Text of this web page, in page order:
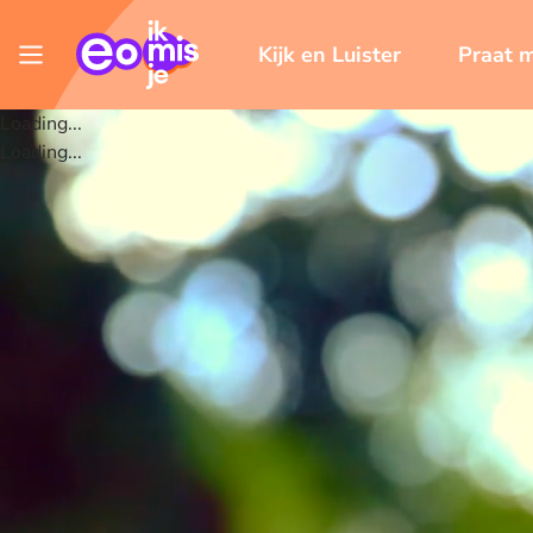
Kijk en Luister Praat
Loading...
Loading...